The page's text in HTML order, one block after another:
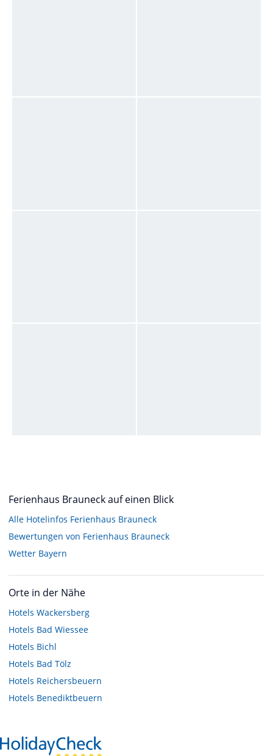
Ferienhaus Brauneck auf einen Blick
Alle Hotelinfos Ferienhaus Brauneck
Bewertungen von Ferienhaus Brauneck
Wetter Bayern
Orte in der Nähe
Hotels Wackersberg
Hotels Bad Wiessee
Hotels Bichl
Hotels Bad Tölz
Hotels Reichersbeuern
Hotels Benediktbeuern